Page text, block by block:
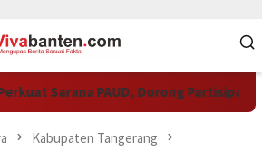
Sarana PAUD, Dorong Partisipasi
Kabupaten Tangerang